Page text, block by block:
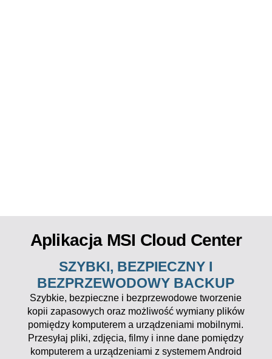
Aplikacja MSI Cloud Center
SZYBKI, BEZPIECZNY I
BEZPRZEWODOWY BACKUP
Szybkie, bezpieczne i bezprzewodowe tworzenie
kopii zapasowych oraz możliwość wymiany plików
pomiędzy komputerem a urządzeniami mobilnymi.
Przesyłaj pliki, zdjęcia, filmy i inne dane pomiędzy
komputerem a urządzeniami z systemem Android